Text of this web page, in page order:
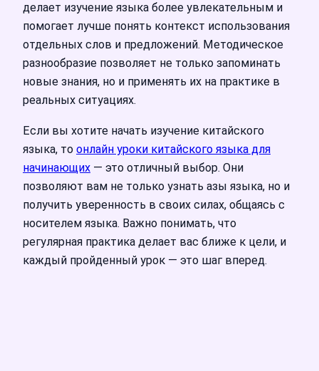
делает изучение языка более увлекательным и
помогает лучше понять контекст использования
отдельных слов и предложений. Методическое
разнообразие позволяет не только запоминать
новые знания, но и применять их на практике в
реальных ситуациях.
Если вы хотите начать изучение китайского
языка, то онлайн уроки китайского языка для
начинающих — это отличный выбор. Они
позволяют вам не только узнать азы языка, но и
получить уверенность в своих силах, общаясь с
носителем языка. Важно понимать, что
регулярная практика делает вас ближе к цели, и
каждый пройденный урок — это шаг вперед.